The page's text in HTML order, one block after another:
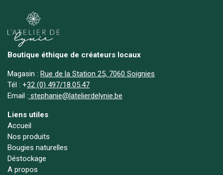
Boutique éthique de créateurs locaux
Magasin : Rue de la Station 25, 7060 Soignies
Tél : +32 (0) 497/18.05.47
Email : stephanie@latelierdelynie.be
Liens utiles
Accueil
Nos produits
Bougies naturelles
Déstockage
A propos